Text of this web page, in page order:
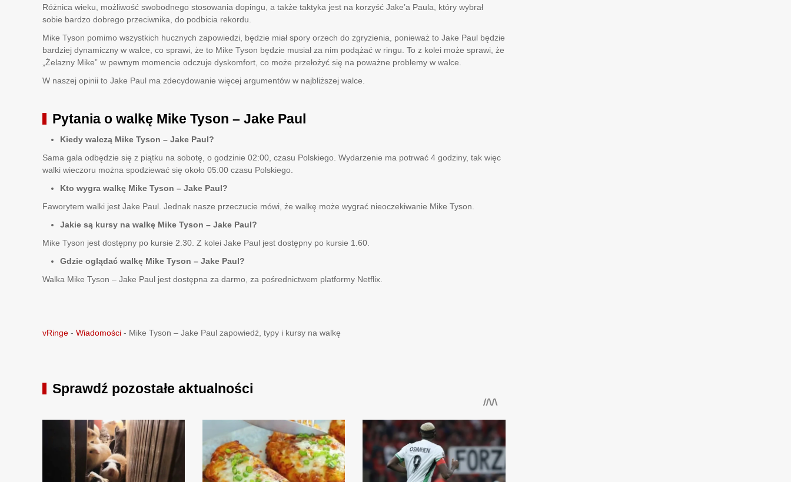
Różnica wieku, możliwość swobodnego stosowania dopingu, a także taktyka jest na korzyść Jake’a Paula, który wybrał
sobie bardzo dobrego przeciwnika, do podbicia rekordu.
Mike Tyson pomimo wszystkich hucznych zapowiedzi, będzie miał spory orzech do zgryzienia, ponieważ to Jake Paul będzie
bardziej dynamiczny w walce, co sprawi, że to Mike Tyson będzie musiał za nim podążać w ringu. To z kolei może sprawi, że
„Żelazny Mike” w pewnym momencie odczuje dyskomfort, co może przełożyć się na poważne problemy w walce.
W naszej opinii to Jake Paul ma zdecydowanie więcej argumentów w najbliższej walce.
Pytania o walkę Mike Tyson – Jake Paul
Kiedy walczą Mike Tyson – Jake Paul?
Sama gala odbędzie się z piątku na sobotę, o godzinie 02:00, czasu Polskiego. Wydarzenie ma potrwać 4 godziny, tak więc
walki wieczoru można spodziewać się około 05:00 czasu Polskiego.
Kto wygra walkę Mike Tyson – Jake Paul?
Faworytem walki jest Jake Paul. Jednak nasze przeczucie mówi, że walkę może wygrać nieoczekiwanie Mike Tyson.
Jakie są kursy na walkę Mike Tyson – Jake Paul?
Mike Tyson jest dostępny po kursie 2.30. Z kolei Jake Paul jest dostępny po kursie 1.60.
Gdzie oglądać walkę Mike Tyson – Jake Paul?
Walka Mike Tyson – Jake Paul jest dostępna za darmo, za pośrednictwem platformy Netflix.
vRinge - Wiadomości - Mike Tyson – Jake Paul zapowiedź, typy i kursy na walkę
Sprawdź pozostałe aktualności